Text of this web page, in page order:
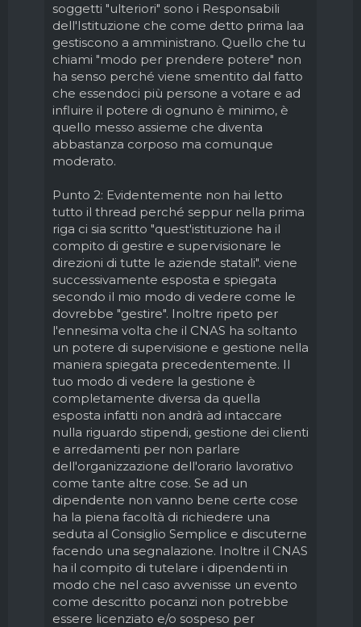
soggetti "ulteriori" sono i Responsabili
dell'Istituzione che come detto prima laa
gestiscono a amministrano. Quello che tu
chiami "modo per prendere potere" non
ha senso perché viene smentito dal fatto
che essendoci più persone a votare e ad
influire il potere di ognuno è minimo, è
quello messo assieme che diventa
abbastanza corposo ma comunque
moderato.
Punto 2: Evidentemente non hai letto
tutto il thread perché seppur nella prima
riga ci sia scritto "quest'istituzione ha il
compito di gestire e supervisionare le
direzioni di tutte le aziende statali". viene
successivamente esposta e spiegata
secondo il mio modo di vedere come le
dovrebbe "gestire". Inoltre ripeto per
l'ennesima volta che il CNAS ha soltanto
un potere di supervisione e gestione nella
maniera spiegata precedentemente. Il
tuo modo di vedere la gestione è
completamente diversa da quella
esposta infatti non andrà ad intaccare
nulla riguardo stipendi, gestione dei clienti
e arredamenti per non parlare
dell'organizzazione dell'orario lavorativo
come tante altre cose. Se ad un
dipendente non vanno bene certe cose
ha la piena facoltà di richiedere una
seduta al Consiglio Semplice e discuterne
facendo una segnalazione. Inoltre il CNAS
ha il compito di tutelare i dipendenti in
modo che nel caso avvenisse un evento
come descritto pocanzi non potrebbe
essere licenziato e/o sospeso per